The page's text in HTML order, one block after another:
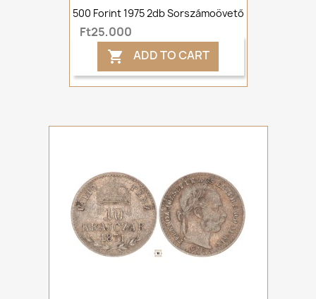
500 Forint 1975 2db Sorszámoövető
Ft25,000
 ADD TO CART